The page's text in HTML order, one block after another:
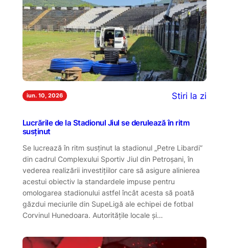
iun. 10, 2026 Stiri la zi
Lucrările de la Stadionul Jiul se derulează în ritm
susținut
Se lucrează în ritm susținut la stadionul „Petre Libardi”
din cadrul Complexului Sportiv Jiul din Petroșani, în
vederea realizării investițiilor care să asigure alinierea
acestui obiectiv la standardele impuse pentru
omologarea stadionului astfel încât acesta să poată
găzdui meciurile din SupeLigă ale echipei de fotbal
Corvinul Hunedoara. Autoritățile locale și…